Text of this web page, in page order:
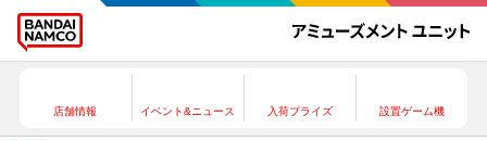
店舗情報 イベント&ニュース 入荷プライズ 設置ゲーム機